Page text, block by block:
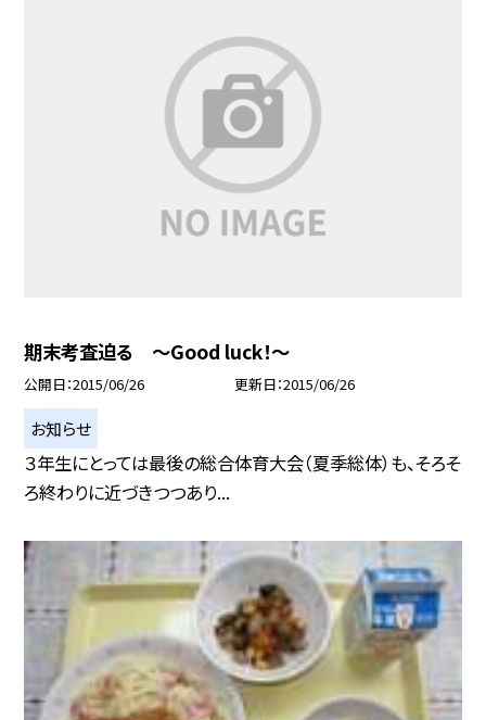
期末考査迫る 〜Good luck！〜
公開日 2015/06/26 更新日 2015/06/26
お知らせ
３年生にとっては最後の総合体育大会（夏季総体）も、そろそ
ろ終わりに近づきつつあり...